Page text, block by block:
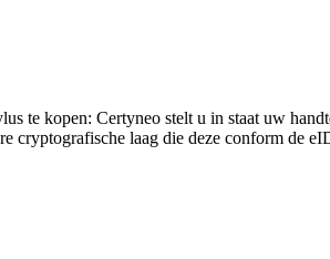
te kopen: Certyneo stelt u in staat uw
cryptografische laag die deze conform de